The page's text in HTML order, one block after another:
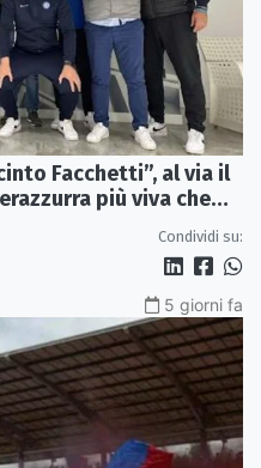
Facchetti”, al via il
più viva che
Condividi su:
5 giorni fa